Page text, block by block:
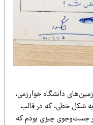
دانشگاه خوارزمی،
خطی، که در قالب
چیزی بودم که